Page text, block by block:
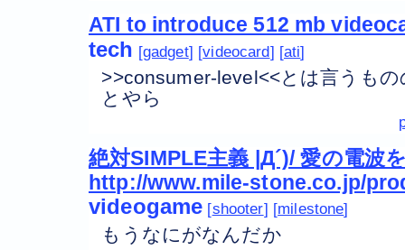
ATI to introduce 512 mb
tech gadget videocard ati
>>consumer-level<<とは言うも
とやら
絶対SIMPLE主義 |Д´)/ 愛の電波
http://www.mile-stone.co.jp/
videogame shooter milestone
もうなにがなんだか